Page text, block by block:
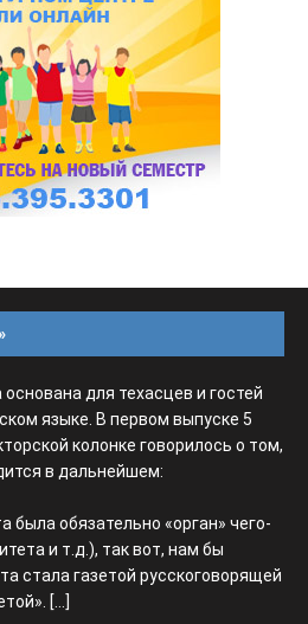
для техасцев и гостей
языке. В первом выпуске 5
колонке говорилось о том,
в дальнейшем:
была обязательно «орган» чего-
и т.д.), так вот, нам бы
стала газетой русскоговорящей
[...]